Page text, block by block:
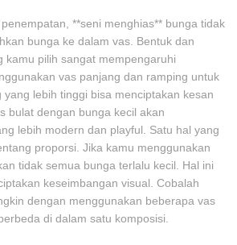
**seni menghias** bunga tidak
bunga ke dalam vas. Bentuk dan
kamu pilih sangat mempengaruhi
vas panjang dan ramping untuk
lebih tinggi bisa menciptakan kesan
bulat dengan bunga kecil akan
lebih modern dan playful. Satu hal yang
proporsi. Jika kamu menggunakan
tidak semua bunga terlalu kecil. Hal ini
keseimbangan visual. Cobalah
dengan menggunakan beberapa vas
di dalam satu komposisi.